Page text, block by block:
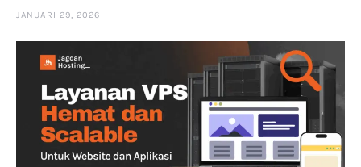
JANUARI 29, 2026